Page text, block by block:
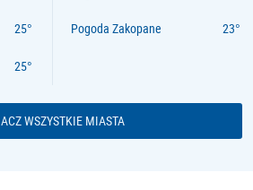
Pogoda Zakopane
WSZYSTKIE MIASTA